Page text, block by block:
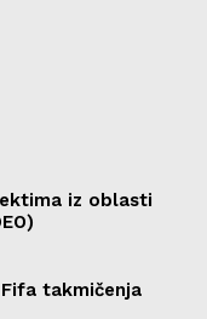
iz oblasti
takmičenja